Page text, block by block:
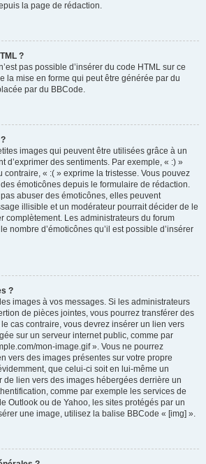
la page de rédaction.
?
pas possible d’insérer du code HTML sur ce
la mise en forme qui peut être générée par du
par du BBCode.
images qui peuvent être utilisées grâce à un
d’exprimer des sentiments. Par exemple, « :) »
contraire, « :( » exprime la tristesse. Vous pouvez
émoticônes depuis le formulaire de rédaction.
abuser des émoticônes, elles peuvent
illisible et un modérateur pourrait décider de le
complètement. Les administrateurs du forum
nombre d’émoticônes qu’il est possible d’insérer
?
images à vos messages. Si les administrateurs
de pièces jointes, vous pourrez transférer des
cas contraire, vous devrez insérer un lien vers
sur un serveur internet public, comme par
mon-image.gif ». Vous ne pourrez
vers des images présentes sur votre propre
que celui-ci soit en lui-même un
de lien vers des images hébergées derrière un
comme par exemple les services de
Outlook ou de Yahoo, les sites protégés par un
une image, utilisez la balise BBCode « [img] ».